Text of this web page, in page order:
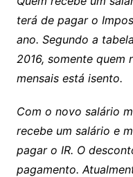
terá de pagar o
ano. Segundo a
2016, somente quem
mensais está isento.
Com o novo salário
recebe um salário e
pagar o IR. O
pagamento.